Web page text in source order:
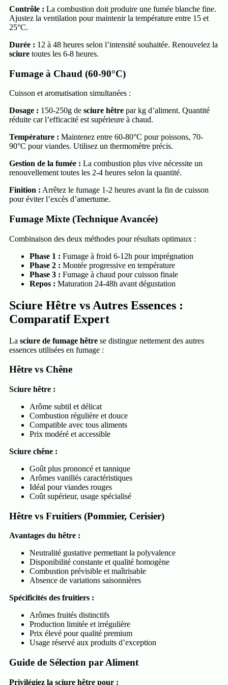
Contrôle : La combustion doit produire une fumée blanche fine.
Ajustez la ventilation pour maintenir la température entre 15 et
25°C.
Durée : 12 à 48 heures selon l’intensité souhaitée. Renouvelez la
sciure toutes les 6-8 heures.
Fumage à Chaud (60-90°C)
Cuisson et aromatisation simultanées :
Dosage : 150-250g de sciure hêtre par kg d’aliment. Quantité
réduite car l’efficacité est supérieure à chaud.
Température : Maintenez entre 60-80°C pour poissons, 70-
90°C pour viandes. Utilisez un thermomètre précis.
Gestion de la fumée : La combustion plus vive nécessite un
renouvellement toutes les 2-4 heures selon la quantité.
Finition : Arrêtez le fumage 1-2 heures avant la fin de cuisson
pour éviter l’excès d’amertume.
Fumage Mixte (Technique Avancée)
Combinaison des deux méthodes pour résultats optimaux :
Phase 1 : Fumage à froid 6-12h pour imprégnation
Phase 2 : Montée progressive en température
Phase 3 : Fumage à chaud pour cuisson finale
Repos : Maturation 24-48h avant dégustation
Sciure Hêtre vs Autres Essences :
Comparatif Expert
La sciure de fumage hêtre se distingue nettement des autres
essences utilisées en fumage :
Hêtre vs Chêne
Sciure hêtre :
Arôme subtil et délicat
Combustion régulière et douce
Compatible avec tous aliments
Prix modéré et accessible
Sciure chêne :
Goût plus prononcé et tannique
Arômes vanillés caractéristiques
Idéal pour viandes rouges
Coût supérieur, usage spécialisé
Hêtre vs Fruitiers (Pommier, Cerisier)
Avantages du hêtre :
Neutralité gustative permettant la polyvalence
Disponibilité constante et qualité homogène
Combustion prévisible et maîtrisable
Absence de variations saisonnières
Spécificités des fruitiers :
Arômes fruités distinctifs
Production limitée et irrégulière
Prix élevé pour qualité premium
Usage réservé aux produits d’exception
Guide de Sélection par Aliment
Privilégiez la sciure hêtre pour :